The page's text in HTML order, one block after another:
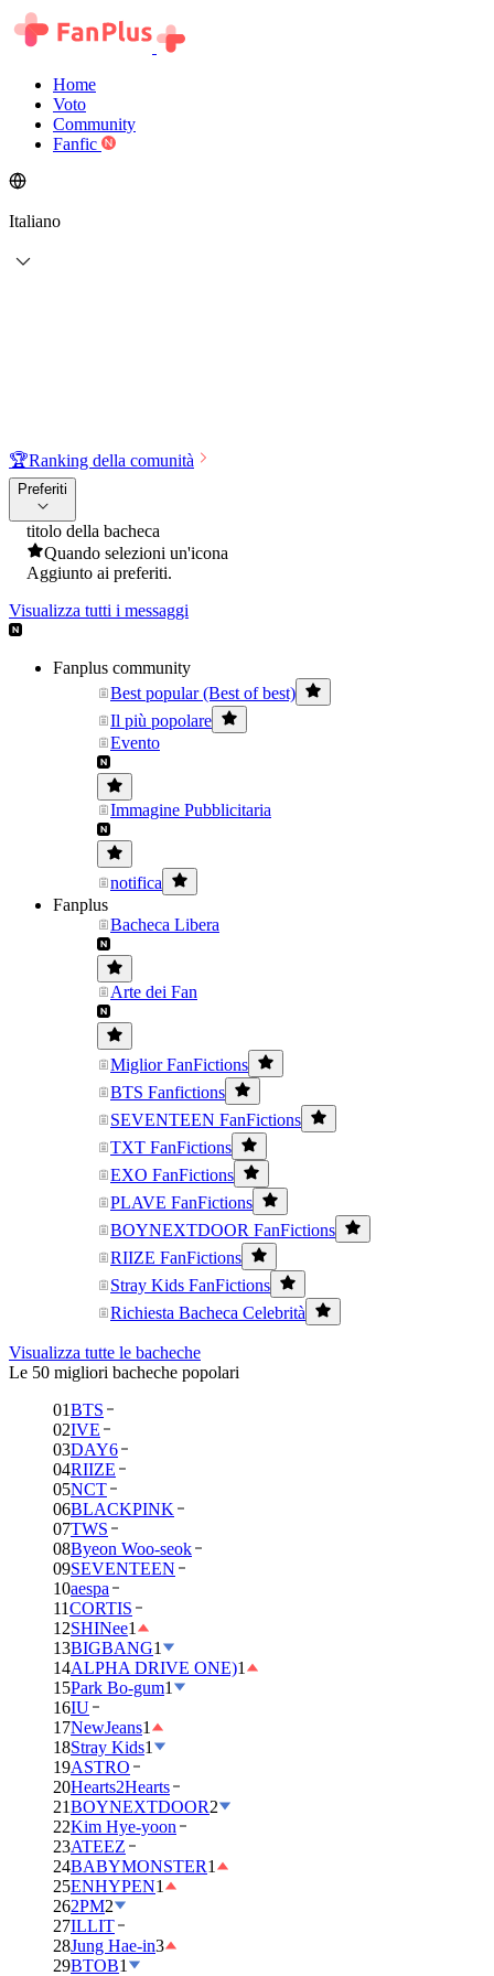
Home
Voto
Community
Fanfic
Italiano
🏆Ranking della comunità
Preferiti
titolo della bacheca
Quando selezioni un'icona
Aggiunto ai preferiti.
Visualizza tutti i messaggi
Fanplus community
Best popular (Best of best)
Il più popolare
Evento
Immagine Pubblicitaria
notifica
Fanplus
Bacheca Libera
Arte dei Fan
Miglior FanFictions
BTS Fanfictions
SEVENTEEN FanFictions
TXT FanFictions
EXO FanFictions
PLAVE FanFictions
BOYNEXTDOOR FanFictions
RIIZE FanFictions
Stray Kids FanFictions
Richiesta Bacheca Celebrità
Visualizza tutte le bacheche
Le 50 migliori bacheche popolari
01BTS
02IVE
03DAY6
04RIIZE
05NCT
06BLACKPINK
07TWS
08Byeon Woo-seok
09SEVENTEEN
10aespa
11CORTIS
12SHINee1
13BIGBANG1
14ALPHA DRIVE ONE)1
15Park Bo-gum1
16IU
17NewJeans1
18Stray Kids1
19ASTRO
20Hearts2Hearts
21BOYNEXTDOOR2
22Kim Hye-yoon
23ATEEZ
24BABYMONSTER1
25ENHYPEN1
262PM2
27ILLIT
28Jung Hae-in3
29BTOB1